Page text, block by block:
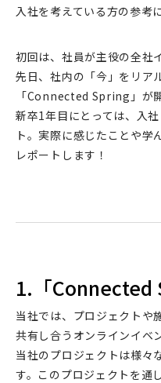
入社を考えている方の参考
初回は、社員が主役の全社
先日、社内の「今」をリア
「Connected Spring」が
新卒1年目にとっては、入
ト。実際に感じたことや学
レポートします！
1.「Connected
当社では、プロジェクトや
共有し合うオンラインイベ
当社のプロジェクトは様々
す。このプロジェクトを通